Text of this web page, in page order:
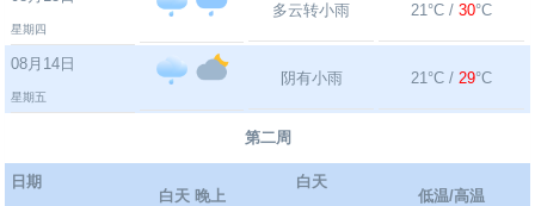
星期四
多云转小雨 21°C / 30°C
08月14日
星期五
阴有小雨 21°C / 29°C
第二周
日期
白天 晚上
白天
低温/高温